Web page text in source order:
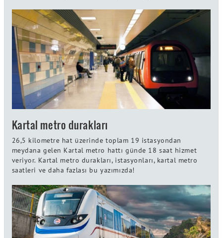
Kartal metro durakları
26,5 kilometre hat üzerinde toplam 19 istasyondan
meydana gelen Kartal metro hattı günde 18 saat hizmet
veriyor. Kartal metro durakları, istasyonları, kartal metro
saatleri ve daha fazlası bu yazımızda!